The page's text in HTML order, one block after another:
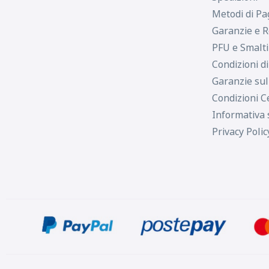
Metodi di
Garanzie e
PFU e
Condizioni
Garanzie
Condizioni
Informativa
Privacy